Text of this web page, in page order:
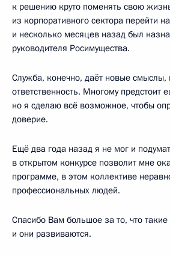
к решению круто поменять свою
из корпоративного сектора перейти
и несколько месяцев назад был
руководителя Росимущества.
Служба, конечно, даёт новые
ответственность. Многому предстоит
но я сделаю всё возможное, чтобы
доверие.
Ещё два года назад я не мог и
в открытом конкурсе позволит мне
программе, в этом коллективе
профессиональных людей.
Спасибо Вам большое за то, что
и они развиваются.